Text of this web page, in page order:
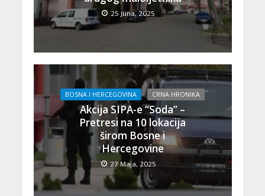
25 Juna, 2025
BOSNA I HERCEGOVINA CRNA HRONIKA
Akcija SIPA-e “Soda” –
Pretresi na 10 lokacija
širom Bosne i
Hercegovine
27 Maja, 2025